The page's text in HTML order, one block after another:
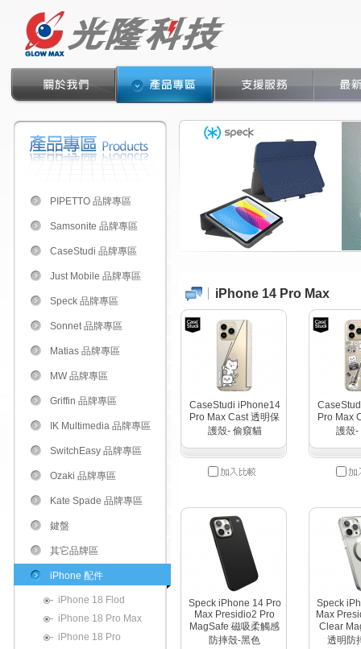
PIPETTO 品牌專區
Samsonite 品牌專區
CaseStudi 品牌專區
Just Mobile 品牌專區
Speck 品牌專區
Sonnet 品牌專區
Matias 品牌專區
MW 品牌專區
Griffin 品牌專區
IK Multimedia 品牌專區
SwitchEasy 品牌專區
Ozaki 品牌專區
Kate Spade 品牌專區
鍵盤
其它品牌區
iPhone 配件
iPhone 18 Flod
iPhone 18 Pro Max
iPhone 18 Pro
iPhone 14 Pro Max
CaseStudi iPhone14
Pro Max Cast 透明保
護殼- 偷窺貓
Pro Max
護殼-
Speck iPhone 14 Pro
Max Presidio2 Pro
MagSafe 磁吸柔觸感
防摔殼-黑色
Speck
Max
Clear
透明防